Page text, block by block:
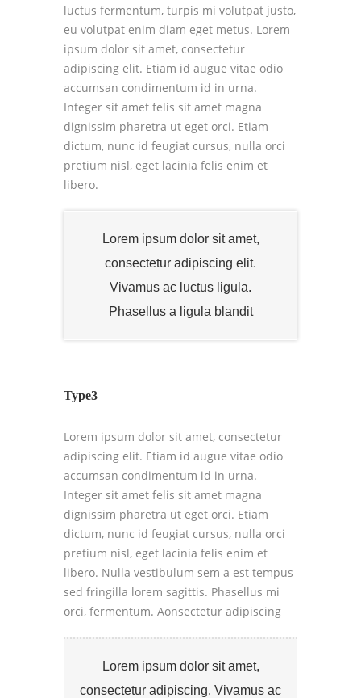
luctus fermentum, turpis mi volutpat justo,
eu volutpat enim diam eget metus. Lorem
ipsum dolor sit amet, consectetur
adipiscing elit. Etiam id augue vitae odio
accumsan condimentum id in urna.
Integer sit amet felis sit amet magna
dignissim pharetra ut eget orci. Etiam
dictum, nunc id feugiat cursus, nulla orci
pretium nisl, eget lacinia felis enim et
libero.
Lorem ipsum dolor sit amet,
consectetur adipiscing elit.
Vivamus ac luctus ligula.
Phasellus a ligula blandit
Type3
Lorem ipsum dolor sit amet, consectetur
adipiscing elit. Etiam id augue vitae odio
accumsan condimentum id in urna.
Integer sit amet felis sit amet magna
dignissim pharetra ut eget orci. Etiam
dictum, nunc id feugiat cursus, nulla orci
pretium nisl, eget lacinia felis enim et
libero. Nulla vestibulum sem a est tempus
sed fringilla lorem sagittis. Phasellus mi
orci, fermentum.
Lorem ipsum dolor sit amet,
consectetur adipiscing. Vivamus ac
Aonsectetur adipiscing